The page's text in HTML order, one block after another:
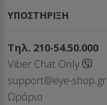
ΥΠΟΣΤΉΡΙΞΗ
Τηλ. 210-54.50.000
Viber Chat Only
support@eye-shop.gr
Ωράριο